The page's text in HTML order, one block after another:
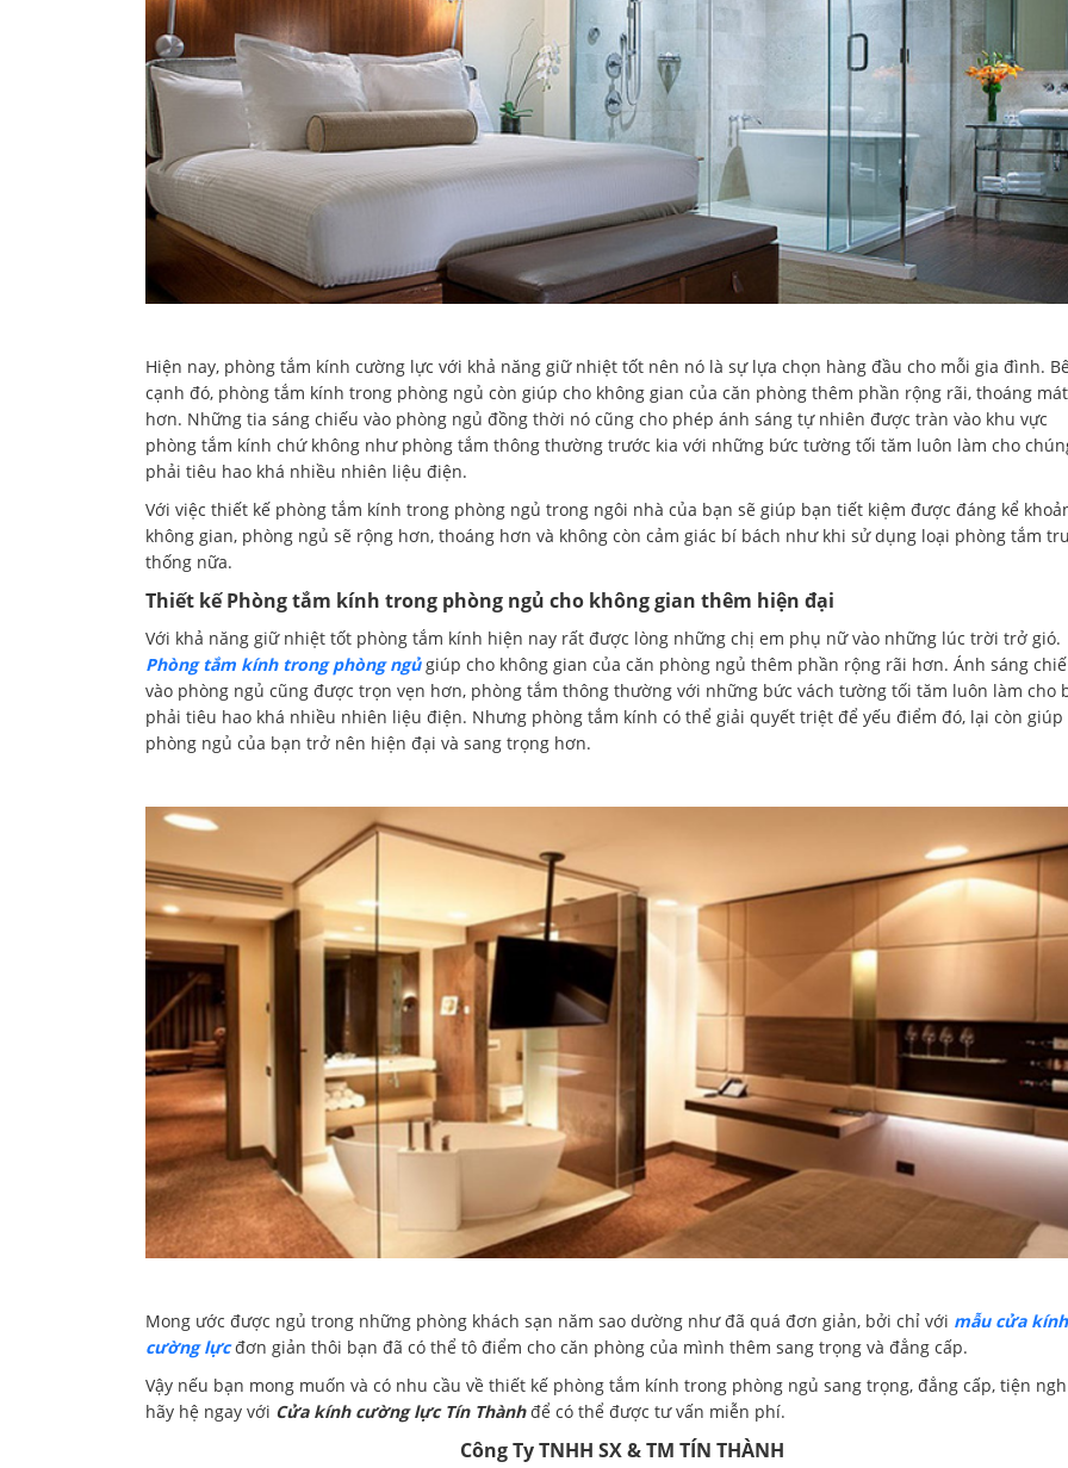
Hiện nay, phòng tắm kính cường lực với khả năng giữ nhiệt tốt nên nó là sự lựa chọn hàng đầu cho mỗi gia đình.
cạnh đó, phòng tắm kính trong phòng ngủ còn giúp cho không gian của căn phòng thêm phần rộng rãi, thoáng mát
hơn. Những tia sáng chiếu vào phòng ngủ đồng thời nó cũng cho phép ánh sáng tự nhiên được tràn vào khu vực
phòng tắm kính chứ không như phòng tắm thông thường trước kia với những bức tường tối tăm luôn làm cho
phải tiêu hao khá nhiều nhiên liệu điện.
Với việc thiết kế phòng tắm kính trong phòng ngủ trong ngôi nhà của bạn sẽ giúp bạn tiết kiệm được đáng kể
không gian, phòng ngủ sẽ rộng hơn, thoáng hơn và không còn cảm giác bí bách như khi sử dụng loại phòng tắm
thống nữa.
Thiết kế Phòng tắm kính trong phòng ngủ cho không gian thêm hiện đại
Với khả năng giữ nhiệt tốt phòng tắm kính hiện nay rất được lòng những chị em phụ nữ vào những lúc trời trở gió.
Phòng tắm kính trong phòng ngủgiúp cho không gian của căn phòng ngủ thêm phần rộng rãi hơn. Ánh sáng
vào phòng ngủ cũng được trọn vẹn hơn, phòng tắm thông thường với những bức vách tường tối tăm luôn làm cho
phải tiêu hao khá nhiều nhiên liệu điện. Nhưng phòng tắm kính có thể giải quyết triệt để yếu điểm đó, lại còn giúp
phòng ngủ của bạn trở nên hiện đại và sang trọng hơn.
Mong ước được ngủ trong những phòng khách sạn năm sao dường như đã quá đơn giản, bởi chỉ với mẫu cửa kính
cường lựcđơn giản thôi bạn đã có thể tô điểm cho căn phòng của mình thêm sang trọng và đẳng cấp.
Vậy nếu bạn mong muốn và có nhu cầu về thiết kế phòng tắm kính trong phòng ngủ sang trọng, đẳng cấp, tiện
hãy hệ ngay với Cửa kính cường lực Tín Thànhđể có thể được tư vấn miễn phí.
Công Ty TNHH SX & TM TÍN THÀNH